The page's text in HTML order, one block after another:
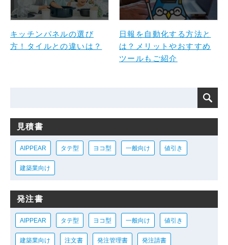
キッチンパネルの選び
方！タイルとの違いは？
日報を自動化する方法と
は？メリットやおすすめ
ツールもご紹介
見積書
AIPPEAR タテ型 ヨコ型 一般向け 値引き
建築業向け
発注書
AIPPEAR タテ型 ヨコ型 一般向け 値引き
建築業向け 注文書 発注管理書 発注請書